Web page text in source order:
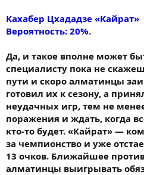
Кахабер Цхададзе «Кайрат»
Вероятность: 20%.
Да, и такое вполне может
специалисту пока не
пути и скоро алматинцы
готовил их к сезону, а
неудачных игр, тем не
поражения и ждать, когда
кто-то будет. «Кайрат» —
за чемпионство и уже
13 очков. Ближайшее
алматинцы выигрывать